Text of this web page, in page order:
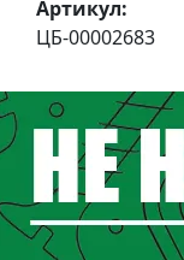
Артикул:
ЦБ-00002683